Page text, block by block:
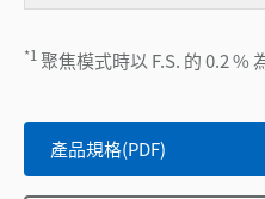
*1 聚焦模式時以 F.S. 的 0.2 %
產品規格(PDF)